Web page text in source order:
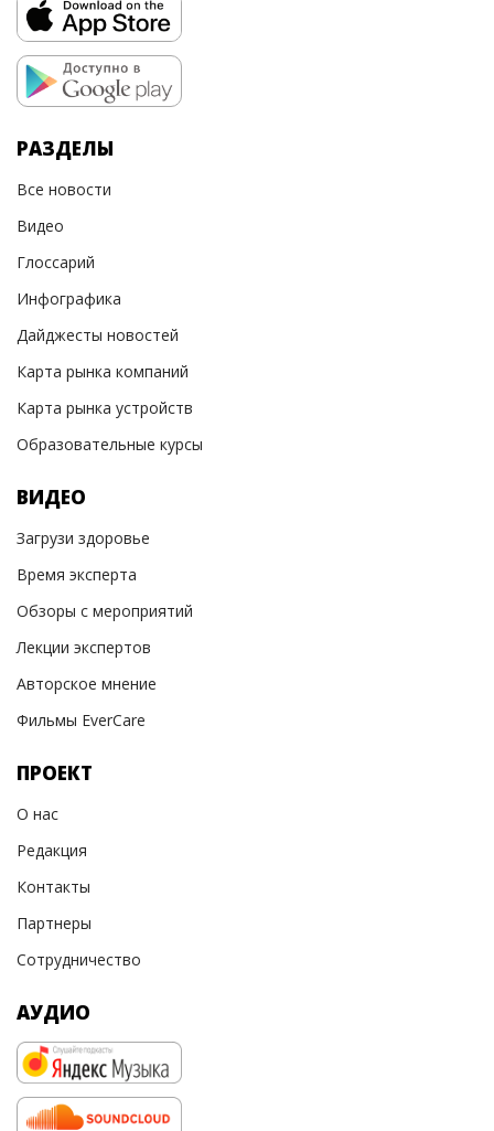
РАЗДЕЛЫ
Все новости
Видео
Глоссарий
Инфографика
Дайджесты новостей
Карта рынка компаний
Карта рынка устройств
Образовательные курсы
ВИДЕО
Загрузи здоровье
Время эксперта
Обзоры с мероприятий
Лекции экспертов
Авторское мнение
Фильмы EverCare
ПРОЕКТ
О нас
Редакция
Контакты
Партнеры
Сотрудничество
АУДИО